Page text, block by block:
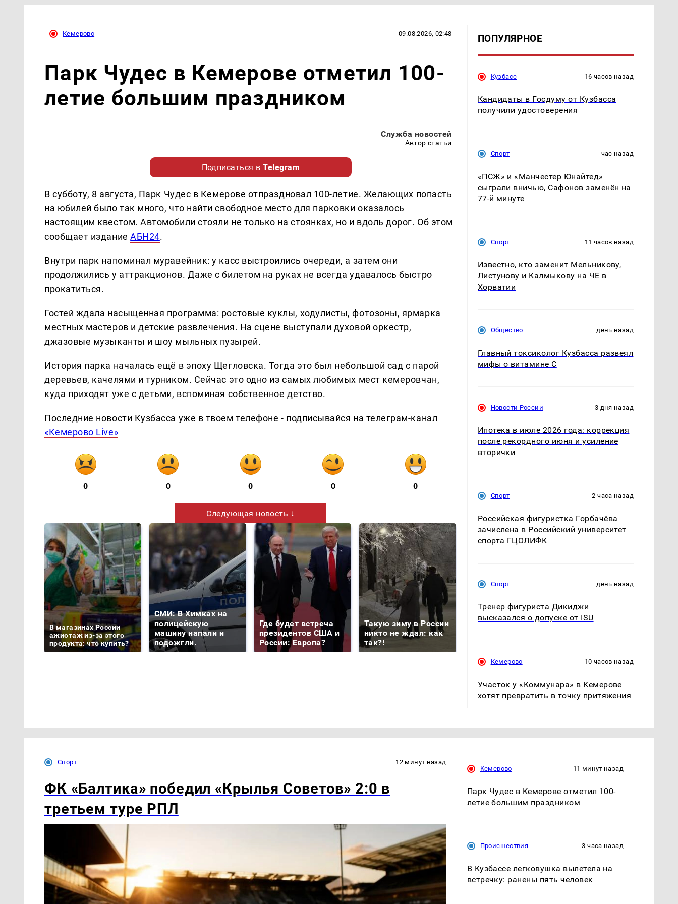
Кемерово 09.08.2026, 02:48
Парк Чудес в Кемерове отметил 100-
летие большим праздником
Служба новостей
Автор статьи
Подписаться вTelegram
В субботу, 8 августа, Парк Чудес в Кемерове отпраздновал 100-летие. Желающих попасть
на юбилей было так много, что найти свободное место для парковки оказалось
настоящим квестом. Автомобили стояли не только на стоянках, но и вдоль дорог. Об этом
сообщает изданиеАБН24.
Внутри парк напоминал муравейник: у касс выстроились очереди, а затем они
продолжились у аттракционов. Даже с билетом на руках не всегда удавалось быстро
прокатиться.
Гостей ждала насыщенная программа: ростовые куклы, ходулисты, фотозоны, ярмарка
местных мастеров и детские развлечения. На сцене выступали духовой оркестр,
джазовые музыканты и шоу мыльных пузырей.
История парка началась ещё в эпоху Щегловска. Тогда это был небольшой сад с парой
деревьев, качелями и турником. Сейчас это одно из самых любимых мест кемеровчан,
куда приходят уже с детьми, вспоминая собственное детство.
Последние новости Кузбасса уже в твоем телефоне - подписывайся на телеграм-канал
«Кемерово Live»
0 0 0 0 0
Следующая новость ↓
В магазинах России
ажиотаж из-за этого
продукта: что купить?
СМИ: В Химках на
полицейскую
машину напали и
подожгли.
Где будет встреча
президентов США и
России: Европа?
Такую зиму в России
никто не ждал: как
так?!
На Урале из казны
ПОПУЛЯРНОЕ
Кузбасс 16 часов назад
Кандидаты в Госдуму от Кузбасса
получили удостоверения
Спорт час назад
«ПСЖ» и «Манчестер Юнайтед»
сыграли вничью, Сафонов заменён на
77-й минуте
Спорт 11 часов назад
Известно, кто заменит Мельникову,
Листунову и Калмыкову на ЧЕ в
Хорватии
Общество день назад
Главный токсиколог Кузбасса развеял
мифы о витамине С
Новости России 3 дня назад
Ипотека в июле 2026 года: коррекция
после рекордного июня и усиление
вторички
Спорт 2 часа назад
Российская фигуристка Горбачёва
зачислена в Российский университет
спорта ГЦОЛИФК
Спорт день назад
Тренер фигуриста Дикиджи
высказался о допуске от ISU
Кемерово 10 часов назад
Участок у «Коммунара» в Кемерове
хотят превратить в точку притяжения
Спорт 12 минут назад
ФК «Балтика» победил «Крылья Советов» 2:0 в
третьем туре РПЛ
Кемерово 11 минут назад
Парк Чудес в Кемерове отметил 100-
летие большим праздником
Происшествия 3 часа назад
В Кузбассе легковушка вылетела на
встречку: ранены пять человек